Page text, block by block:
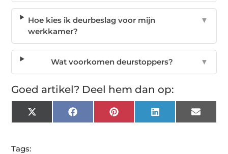
Hoe kies ik deurbeslag voor mijn
werkkamer?
▼
Wat voorkomen deurstoppers? ▼
Goed artikel? Deel hem dan op:
X
(Twitter)
FacebookPinterest LinkedIn Email
Tags: